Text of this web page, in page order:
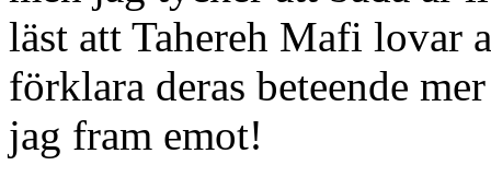
läst att Tahereh Mafi lovar
förklara deras beteende
jag fram emot!